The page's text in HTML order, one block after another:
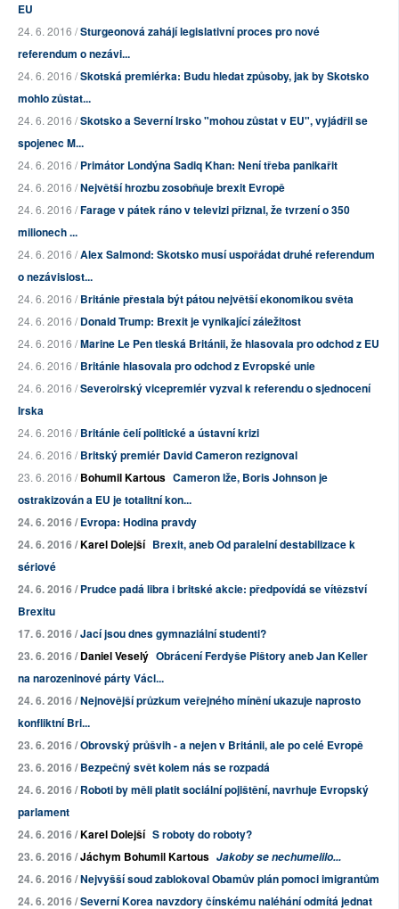
EU
24. 6. 2016 /Sturgeonová zahájí legislativní proces pro nové
referendum o nezávi...
24. 6. 2016 /Skotská premiérka: Budu hledat způsoby, jak by Skotsko
mohlo zůstat...
24. 6. 2016 /Skotsko a Severní Irsko "mohou zůstat v EU", vyjádřil se
spojenec M...
24. 6. 2016 /Primátor Londýna Sadiq Khan: Není třeba panikařit
24. 6. 2016 /Největší hrozbu zosobňuje brexit Evropě
24. 6. 2016 /Farage v pátek ráno v televizi přiznal, že tvrzení o 350
milionech ...
24. 6. 2016 /Alex Salmond: Skotsko musí uspořádat druhé referendum
o nezávislost...
24. 6. 2016 /Británie přestala být pátou největší ekonomikou světa
24. 6. 2016 /Donald Trump: Brexit je vynikající záležitost
24. 6. 2016 /Marine Le Pen tleská Británii, že hlasovala pro odchod z EU
24. 6. 2016 /Británie hlasovala pro odchod z Evropské unie
24. 6. 2016 /Severoirský vicepremiér vyzval k referendu o sjednocení
Irska
24. 6. 2016 /Británie čelí politické a ústavní krizi
24. 6. 2016 /Britský premiér David Cameron rezignoval
23. 6. 2016 /Bohumil Kartous Cameron lže, Boris Johnson je
ostrakizován a EU jetotalitní kon...
24. 6. 2016 /Evropa: Hodina pravdy
24. 6. 2016 /Karel Dolejší Brexit, aneb Od paralelní destabilizace k
sériové
24. 6. 2016 /Prudce padá libra i britské akcie: předpovídá se vítězství
Brexitu
17. 6. 2016 /Jací jsou dnes gymnaziální studenti?
23. 6. 2016 /Daniel Veselý Obrácení Ferdyše Pištory aneb Jan Keller
na narozeninové párty Václ...
24. 6. 2016 /Nejnovější průzkum veřejného mínění ukazuje naprosto
konfliktní Bri...
23. 6. 2016 /Obrovský průšvih - a nejen v Británii, ale po celé Evropě
23. 6. 2016 /Bezpečný svět kolem nás se rozpadá
24. 6. 2016 /Roboti by měli platit sociální pojištění, navrhuje Evropský
parlament
24. 6. 2016 /Karel Dolejší S roboty do roboty?
23. 6. 2016 /Jáchym Bohumil Kartous Jakoby se nechumelilo...
24. 6. 2016 /Nejvyšší soud zablokoval Obamův plán pomoci imigrantům
24. 6. 2016 /Severní Korea navzdory čínskému naléhání odmítá jednat